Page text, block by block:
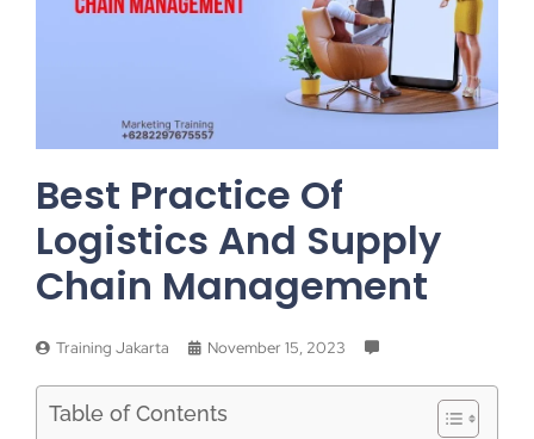
Best Practice Of
Logistics And Supply
Chain Management
Training Jakarta November 15, 2023
Table of Contents